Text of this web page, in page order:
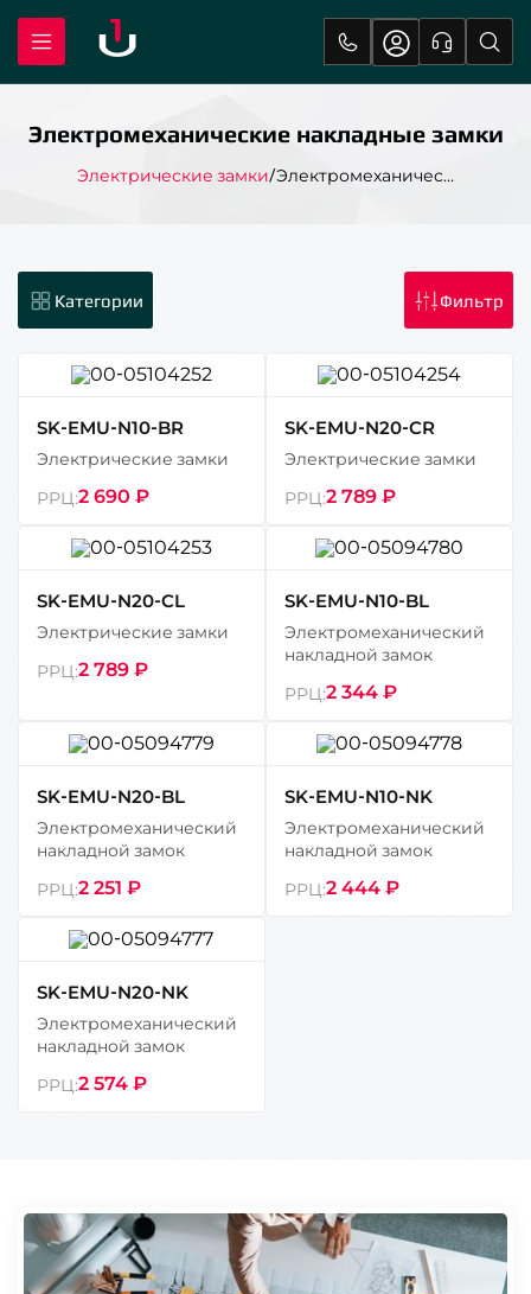
Электромеханические накладные замки
Электрические замки Электромеханические накладные замки
SK-EMU-N10-BR
Электрические замки
РРЦ:2 690 ₽
SK-EMU-N20-CR
Электрические замки
РРЦ:2 789 ₽
SK-EMU-N20-CL
Электрические замки
РРЦ:2 789 ₽
SK-EMU-N10-BL
Электромеханический
накладной замок
РРЦ:2 344 ₽
SK-EMU-N20-BL
Электромеханический
накладной замок
РРЦ:2 251 ₽
SK-EMU-N10-NK
Электромеханический
накладной замок
РРЦ:2 444 ₽
SK-EMU-N20-NK
Электромеханический
накладной замок
РРЦ:2 574 ₽